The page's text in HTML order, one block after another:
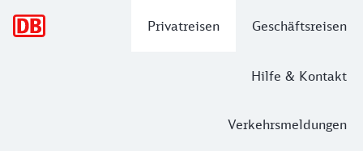
Privatreisen Geschäftsreisen
Hilfe & Kontakt
Verkehrsmeldungen